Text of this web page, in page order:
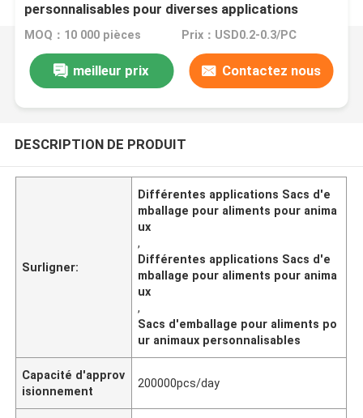
personnalisables pour diverses applications
MOQ：10 000 pièces Prix：USD0.2-0.3/PC
meilleur prix Contactez nous
DESCRIPTION DE PRODUIT
Surligner:
Différentes applications Sacs d'e
mballage pour aliments pour anima
ux
,
Différentes applications Sacs d'e
mballage pour aliments pour anima
ux
,
Sacs d'emballage pour aliments po
ur animaux personnalisables
Capacité d'approv
isionnement
200000pcs/day